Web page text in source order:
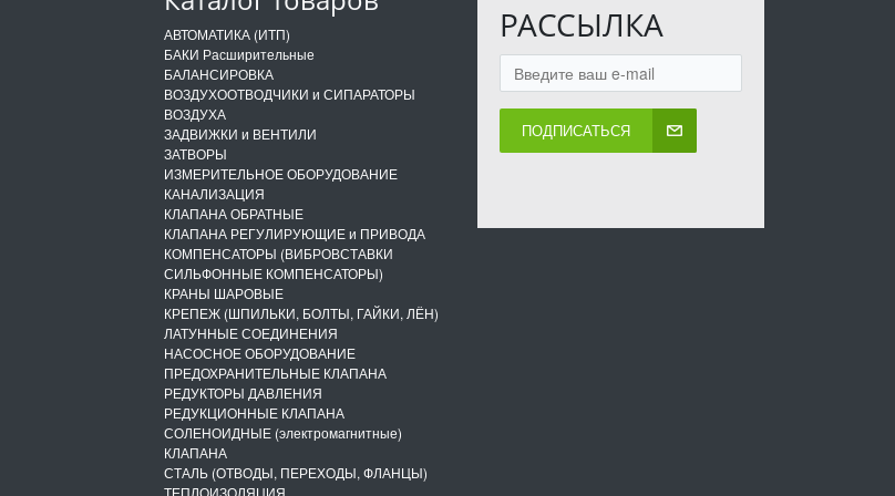
АВТОМАТИКА (ИТП)
БАКИ Расширительные
БАЛАНСИРОВКА
ВОЗДУХООТВОДЧИКИ и СИПАРАТОРЫ
ВОЗДУХА
ЗАДВИЖКИ и ВЕНТИЛИ
ЗАТВОРЫ
ИЗМЕРИТЕЛЬНОЕ ОБОРУДОВАНИЕ
КАНАЛИЗАЦИЯ
КЛАПАНА ОБРАТНЫЕ
КЛАПАНА РЕГУЛИРУЮЩИЕ и ПРИВОДА
КОМПЕНСАТОРЫ (ВИБРОВСТАВКИ
СИЛЬФОННЫЕ КОМПЕНСАТОРЫ)
КРАНЫ ШАРОВЫЕ
КРЕПЕЖ (ШПИЛЬКИ, БОЛТЫ, ГАЙКИ, ЛЁН)
ЛАТУННЫЕ СОЕДИНЕНИЯ
НАСОСНОЕ ОБОРУДОВАНИЕ
ПРЕДОХРАНИТЕЛЬНЫЕ КЛАПАНА
РЕДУКТОРЫ ДАВЛЕНИЯ
РЕДУКЦИОННЫЕ КЛАПАНА
СОЛЕНОИДНЫЕ (электромагнитные)
КЛАПАНА
СТАЛЬ (ОТВОДЫ, ПЕРЕХОДЫ, ФЛАНЦЫ)
ТЕПЛОИЗОЛЯЦИЯ
РАССЫЛКА
ПОДПИСАТЬСЯ